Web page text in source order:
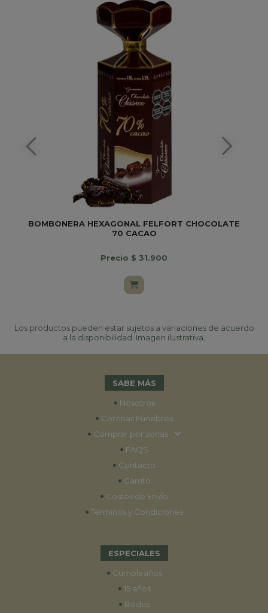
BOMBONERA HEXAGONAL FELFORT CHOCOLATE
70 CACAO
Precio $ 31.900
Los productos pueden estar sujetos a variaciones de acuerdo
a la disponibilidad. Imagen ilustrativa.
SABE MÁS
• Nosotros
• Coronas Fúnebres
• Comprar por zonas
• FAQS
• Contacto
• Carrito
• Costos de Envío
• Términos y Condiciones
ESPECIALES
• Cumpleaños
• 15 años
• Bodas